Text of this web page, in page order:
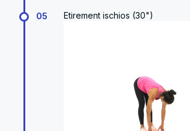
05 Etirement ischios (30")